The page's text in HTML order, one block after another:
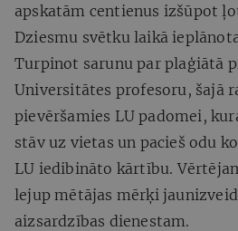
apskatām centienus izšūpot
Dziesmu svētku laikā
Turpinot sarunu par plaģiātā
Universitātes profesoru, šajā
pievēršamies LU padomei,
stāv uz vietas un pacieš odu
LU iedibināto kārtību.
lejup mētājas mērķi
aizsardzības dienestam.